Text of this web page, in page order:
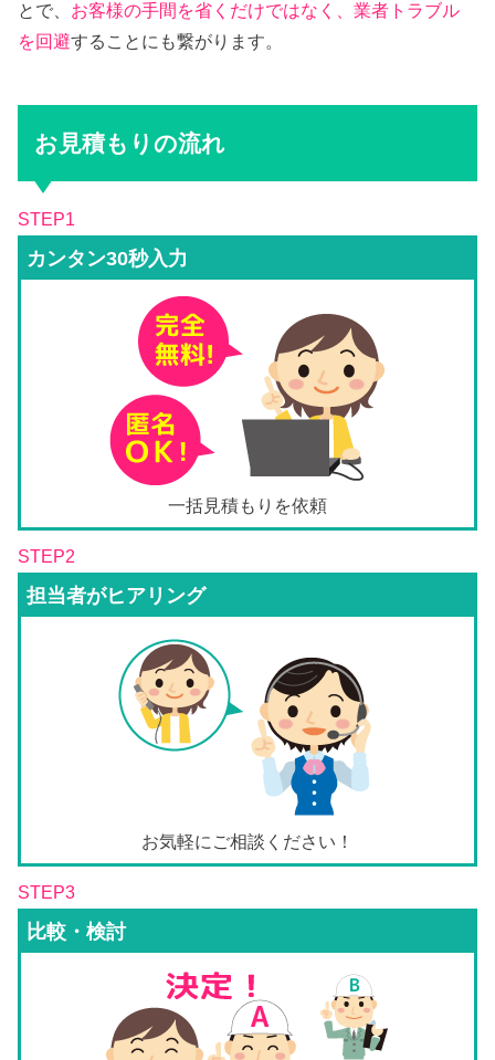
とで、 お客様の手間を省くだけではなく、業者トラブル
を回避することにも繋がります。
お見積もりの流れ
STEP1
カンタン30秒入力
一括見積もりを依頼
STEP2
担当者がヒアリング
お気軽にご相談ください！
STEP3
比較・検討